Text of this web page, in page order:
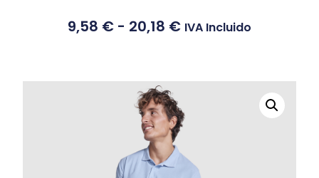
9,58 € - 20,18 € IVA Incluido